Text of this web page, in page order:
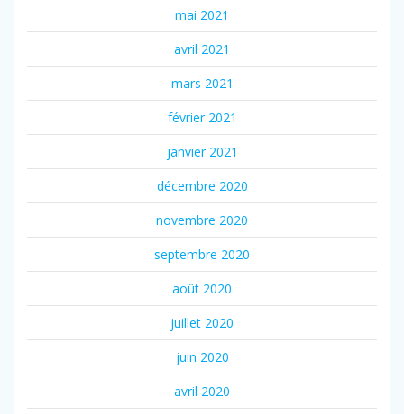
mai 2021
avril 2021
mars 2021
février 2021
janvier 2021
décembre 2020
novembre 2020
septembre 2020
août 2020
juillet 2020
juin 2020
avril 2020